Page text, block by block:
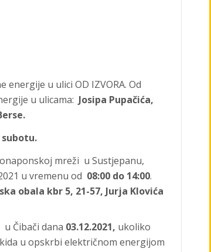
energije u ulici OD IZVORA. Od
u ulicama: Josipa Pupačića,
mreži u Sustjepanu,
u vremenu od 08:00 do 14:00.
obala kbr 5, 21-57, Jurja Klovića
Čibači dana 03.12.2021, ukoliko
u opskrbi električnom energijom